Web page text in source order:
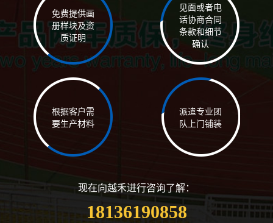
免费提供画
册样块及资
质证明
见面或者电
话协商合同
条款和细节
确认
根据客户需
要生产材料
派遣专业团
队上门铺装
现在向越禾进行咨询了解：
18136190858